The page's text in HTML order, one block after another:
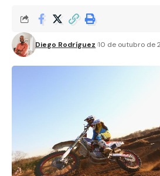
Diego Rodríguez 10 de outubro de